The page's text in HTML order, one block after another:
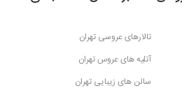
تالارهای عروسی تهران
آتلیه های عروس تهران
سالن های زیبایی تهران